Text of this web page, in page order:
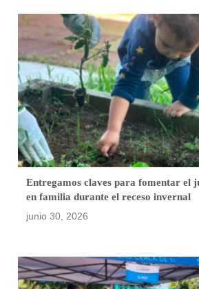
Entregamos claves para fomentar el
en familia durante el receso invernal
junio 30, 2026